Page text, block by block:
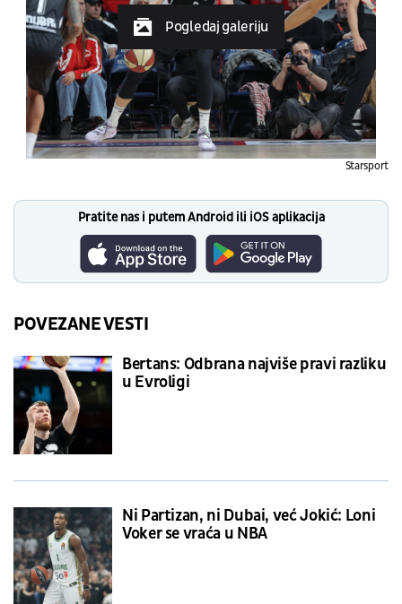
Starsport
Pogledaj galeriju
Pratite nas i putem Android ili iOS aplikacija
POVEZANE VESTI
Bertans: Odbrana najviše pravi razliku
u Evroligi
Ni Partizan, ni Dubai, već Jokić: Loni
Voker se vraća u NBA